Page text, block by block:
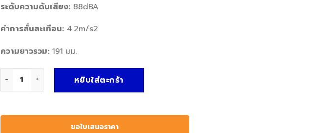
ระดับความดันเสียง: 88dBA
ค่าการสั่นสะเทือน: 4.2m/s2
ความยาวรวม: 191 มม.
หยิบใส่ตะกร้า
ขอใบเสนอราคา